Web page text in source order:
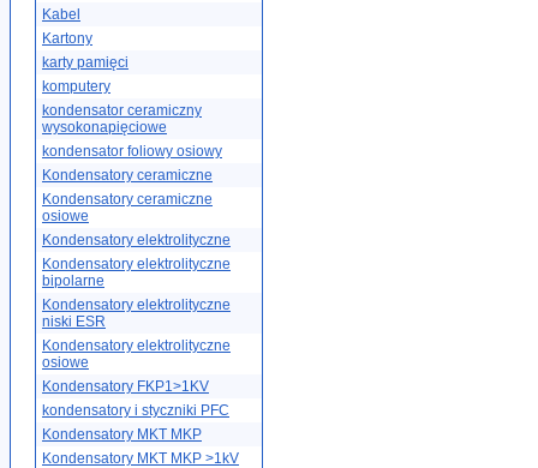
Kabel
Kartony
karty pamięci
komputery
kondensator ceramiczny
wysokonapięciowe
kondensator foliowy osiowy
Kondensatory ceramiczne
Kondensatory ceramiczne
osiowe
Kondensatory elektrolityczne
Kondensatory elektrolityczne
bipolarne
Kondensatory elektrolityczne
niski ESR
Kondensatory elektrolityczne
osiowe
Kondensatory FKP1>1KV
kondensatory i styczniki PFC
Kondensatory MKT MKP
Kondensatory MKT MKP >1kV